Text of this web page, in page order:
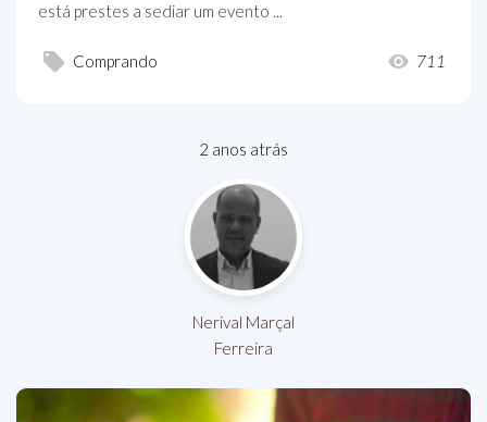
está prestes a sediar um evento ...
Comprando 711
2 anos atrás
Nerival Marçal
Ferreira